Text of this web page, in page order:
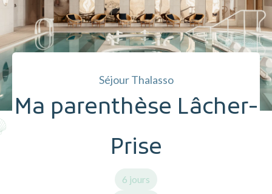
Séjour Thalasso
Ma parenthèse Lâcher-
Prise
6 jours